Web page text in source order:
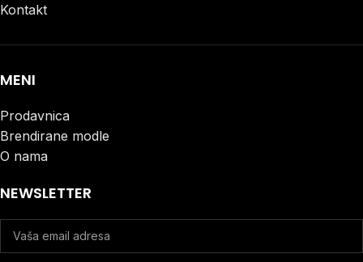
Kontakt
MENI
Prodavnica
Brendirane modle
O nama
NEWSLETTER